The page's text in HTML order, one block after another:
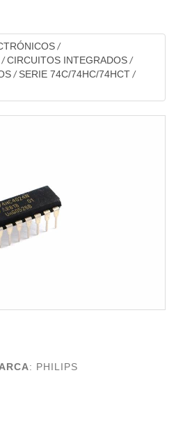
/
/ CIRCUITOS INTEGRADOS /
/ SERIE 74C/74HC/74HCT /
: PHILIPS